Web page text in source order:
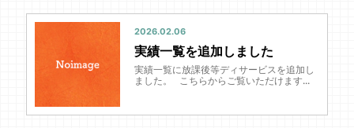
2026.02.06
実績一覧を追加しました
実績一覧に放課後等ディサービスを追加し
ました。 こちらからご覧いただけます...